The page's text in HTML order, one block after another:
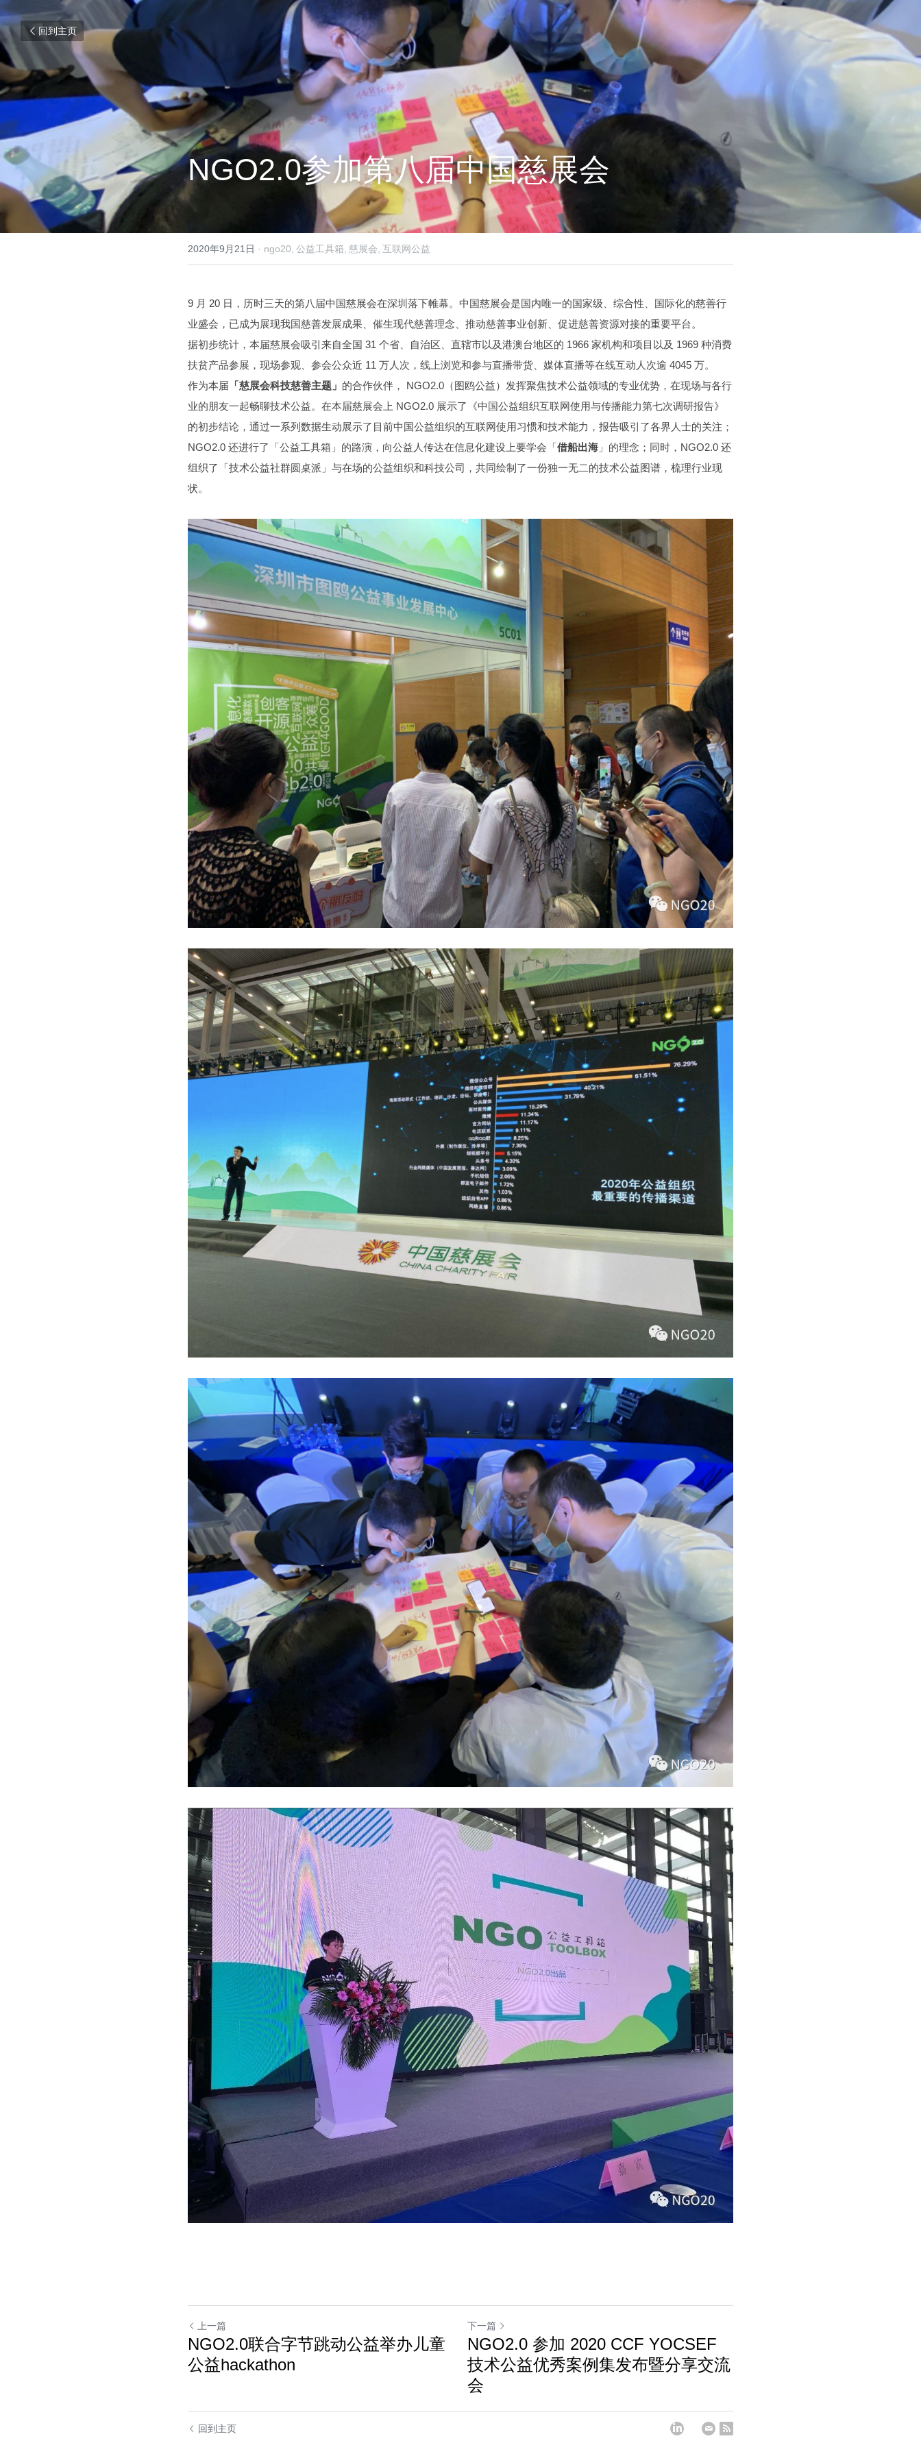
回到主页
NGO2.0参加第八届中国慈展会
2020年9月21日 · ngo20, 公益工具箱, 慈展会, 互联网公益
9 月 20 日，历时三天的第八届中国慈展会在深圳落下帷幕。中国慈展会是国内唯一的国家级、综合性、国际化的慈善行
业盛会，已成为展现我国慈善发展成果、催生现代慈善理念、推动慈善事业创新、促进慈善资源对接的重要平台。
据初步统计，本届慈展会吸引来自全国 31 个省、自治区、直辖市以及港澳台地区的 1966 家机构和项目以及 1969 种消费
扶贫产品参展，现场参观、参会公众近 11 万人次，线上浏览和参与直播带货、媒体直播等在线互动人次逾 4045 万。
作为本届 「慈展会科技慈善主题」 的合作伙伴， NGO2.0（图鸥公益）发挥聚焦技术公益领域的专业优势，在现场与各行
业的朋友一起畅聊技术公益。在本届慈展会上 NGO2.0 展示了《中国公益组织互联网使用与传播能力第七次调研报告》
的初步结论，通过一系列数据生动展示了目前中国公益组织的互联网使用习惯和技术能力，报告吸引了各界人士的关注；
NGO2.0 还进行了「公益工具箱」的路演，向公益人传达在信息化建设上要学会「借船出海 」的理念；同时，NGO2.0 还
组织了「技术公益社群圆桌派」与在场的公益组织和科技公司，共同绘制了一份独一无二的技术公益图谱，梳理行业现
状。
上一篇
NGO2.0联合字节跳动公益举办儿童
公益hackathon
下一篇
NGO2.0 参加 2020 CCF YOCSEF
技术公益优秀案例集发布暨分享交流
会
回到主页